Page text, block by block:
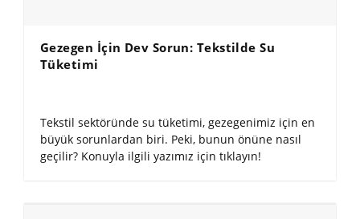
Gezegen İçin Dev Sorun: Tekstilde Su
Tüketimi
Tekstil sektöründe su tüketimi, gezegenimiz için en
büyük sorunlardan biri. Peki, bunun önüne nasıl
geçilir? Konuyla ilgili yazımız için tıklayın!